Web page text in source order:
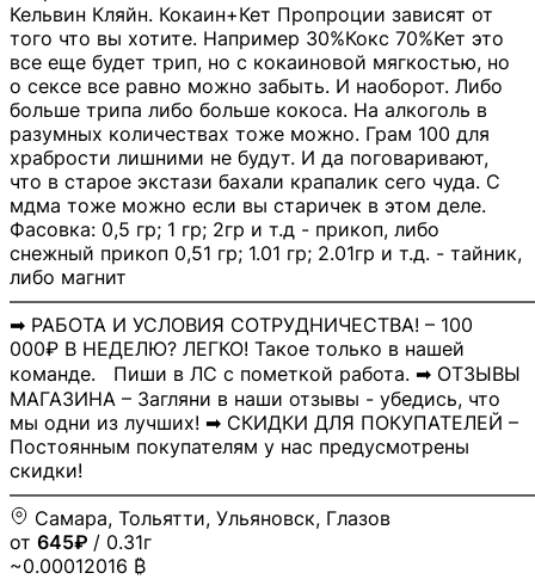
Кельвин Кляйн. Кокаин+Кет Пропроции зависят от
того что вы хотите. Например 30%Кокс 70%Кет это
все еще будет трип, но с кокаиновой мягкостью, но
о сексе все равно можно забыть. И наоборот. Либо
больше трипа либо больше кокоса. На алкоголь в
разумных количествах тоже можно. Грам 100 для
храбрости лишними не будут. И да поговаривают,
что в старое экстази бахали крапалик сего чуда. С
мдма тоже можно если вы старичек в этом деле.
Фасовка: 0,5 гр; 1 гр; 2гр и т.д - прикоп, либо
снежный прикоп 0,51 гр; 1.01 гр; 2.01гр и т.д. - тайник,
либо магнит
➡ РАБОТА И УСЛОВИЯ СОТРУДНИЧЕСТВА! – 100
000₽ В НЕДЕЛЮ? ЛЕГКО! Такое только в нашей
команде. Пиши в ЛС с пометкой работа. ➡ ОТЗЫВЫ
МАГАЗИНА – Загляни в наши отзывы - убедись, что
мы одни из лучших! ➡ СКИДКИ ДЛЯ ПОКУПАТЕЛЕЙ –
Постоянным покупателям у нас предусмотрены
скидки!
Самара, Тольятти, Ульяновск, Глазов
от 645₽ / 0.31г
~0.00012016 ₿